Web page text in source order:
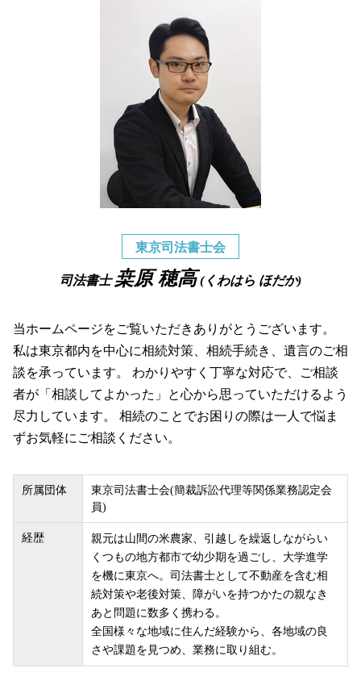
東京司法書士会
司法書士 桒原 穂高 (くわはら ほだか)
当ホームページをご覧いただきありがとうございます。
私は東京都内を中心に相続対策、相続手続き、遺言のご相
談を承っています。 わかりやすく丁寧な対応で、ご相談
者が「相談してよかった」と心から思っていただけるよう
尽力しています。 相続のことでお困りの際は一人で悩ま
ずお気軽にご相談ください。
所属団体
東京司法書士会(簡裁訴訟代理等関係業務認定会
員)
経歴
親元は山間の米農家、引越しを繰返しながらい
くつもの地方都市で幼少期を過ごし、大学進学
を機に東京へ。司法書士として不動産を含む相
続対策や老後対策、障がいを持つかたの親なき
あと問題に数多く携わる。
全国様々な地域に住んだ経験から、各地域の良
さや課題を見つめ、業務に取り組む。